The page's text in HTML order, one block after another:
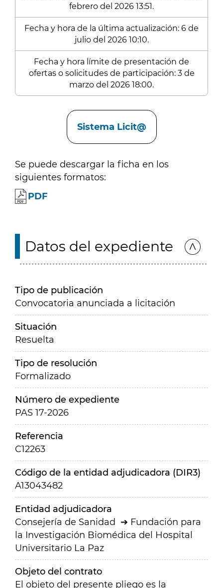
febrero del 2026 13:51.
Fecha y hora de la última actualización: 6 de
julio del 2026 10:10.
Fecha y hora límite de presentación de
ofertas o solicitudes de participación: 3 de
marzo del 2026 18:00.
Sistema Licit@
Se puede descargar la ficha en los
siguientes formatos:
PDF
Datos del expediente
Tipo de publicación
Convocatoria anunciada a licitación
Situación
Resuelta
Tipo de resolución
Formalizado
Número de expediente
PAS 17-2026
Referencia
C12263
Código de la entidad adjudicadora (DIR3)
A13043482
Entidad adjudicadora
Consejería de Sanidad
Fundación para
la Investigación Biomédica del Hospital
Universitario La Paz
Objeto del contrato
El objeto del presente pliego es la